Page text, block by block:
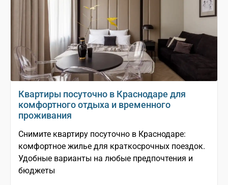
Квартиры посуточно в Краснодаре для
комфортного отдыха и временного
проживания
Снимите квартиру посуточно в Краснодаре:
комфортное жилье для краткосрочных поездок.
Удобные варианты на любые предпочтения и
бюджеты